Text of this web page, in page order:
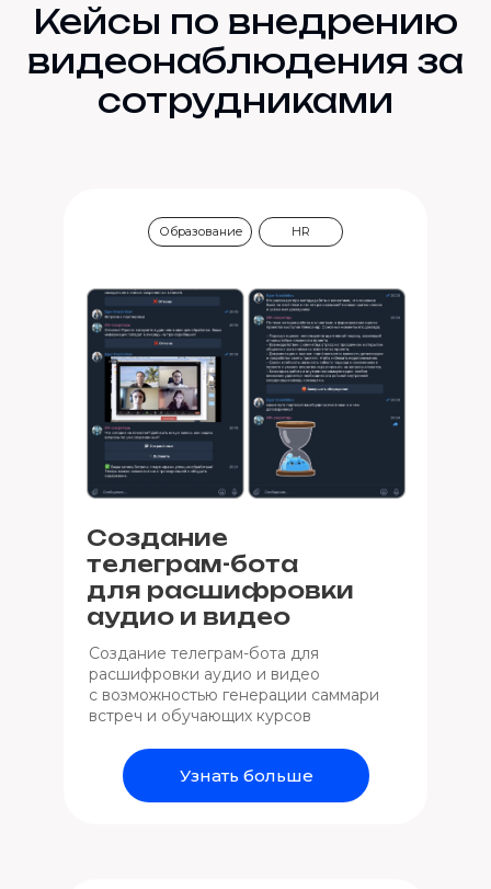
Кейсы по внедрению
видеонаблюдения за
сотрудниками
Образование HR
Создание телеграм-бота для
расшифровки аудио и видео
с возможностью генерации саммари
встреч и обучающих курсов
Создание
телеграм-бота
для расшифровки
аудио и видео
Узнать больше